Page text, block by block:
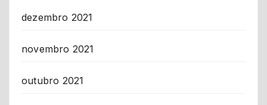
dezembro 2021
novembro 2021
outubro 2021